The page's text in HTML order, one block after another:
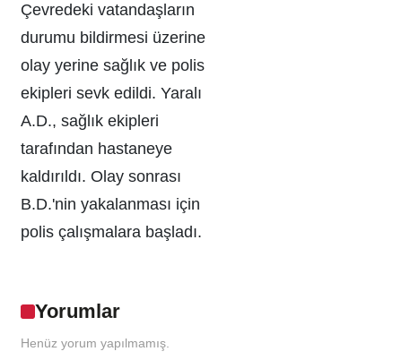
Çevredeki vatandaşların
durumu bildirmesi üzerine
olay yerine sağlık ve polis
ekipleri sevk edildi. Yaralı
A.D., sağlık ekipleri
tarafından hastaneye
kaldırıldı. Olay sonrası
B.D.'nin yakalanması için
polis çalışmalara başladı.
Yorumlar
Henüz yorum yapılmamış.